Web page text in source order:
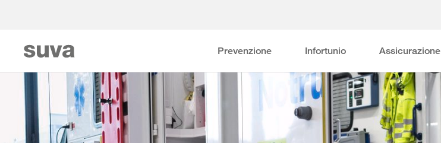
Prevenzione Infortunio Assicurazione